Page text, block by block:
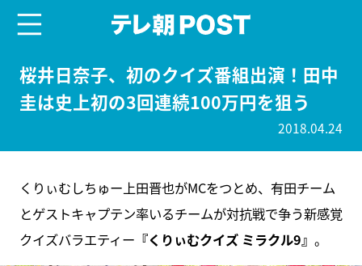
桜井日奈子、初のクイズ番組出演！田中
圭は史上初の3回連続100万円を狙う
2018.04.24
くりぃむしちゅー上田晋也がMCをつとめ、有田チーム
とゲストキャプテン率いるチームが対抗戦で争う新感覚
クイズバラエティー 『くりぃむクイズ ミラクル9』 。